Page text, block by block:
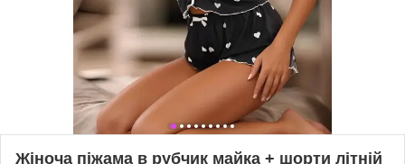
Жіноча піжама в рубчик майка + шорти літній